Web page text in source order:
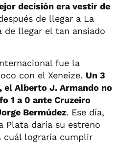
decisión era vestir de
de llegar a La
de llegar el tan ansiado
fue la
con el Xeneize. Un 3
el Alberto J. Armando no
1 a 0 ante Cruzeiro
Bermúdez. Ese día,
Plata daría su estreno
cuál lograría cumplir